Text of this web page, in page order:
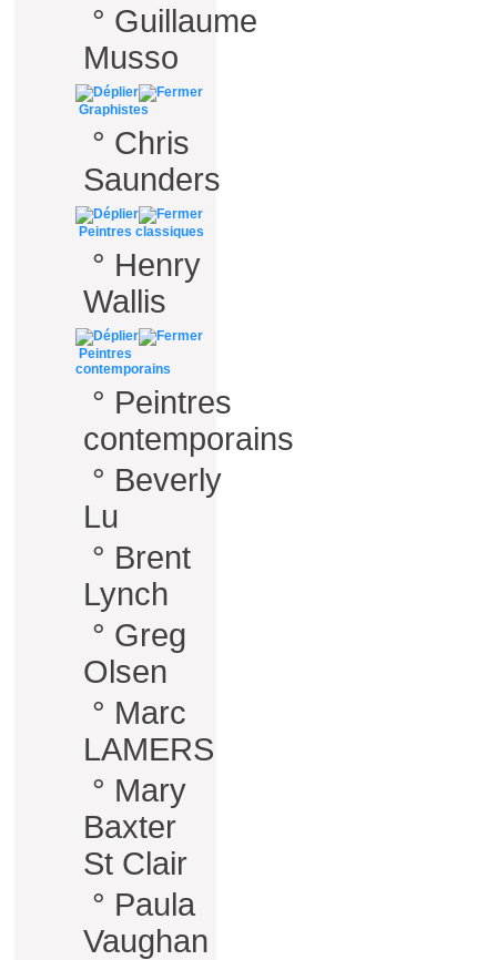
° Guillaume
Musso
Graphistes
° Chris
Saunders
Peintres classiques
° Henry
Wallis
Peintres
contemporains
° Peintres
contemporains
° Beverly
Lu
° Brent
Lynch
° Greg
Olsen
° Marc
LAMERS
° Mary
Baxter
St Clair
° Paula
Vaughan